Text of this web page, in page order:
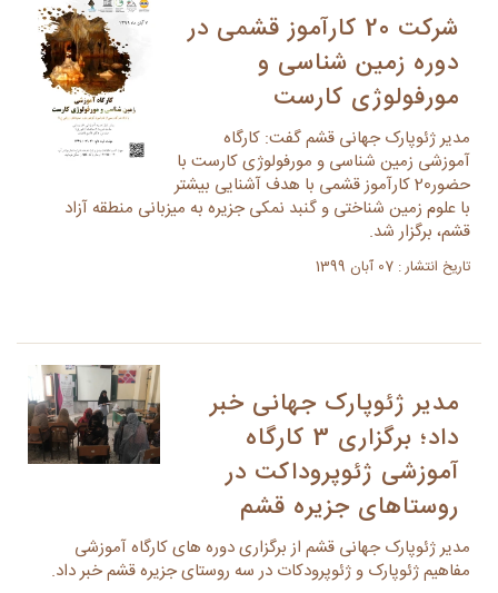
شرکت 20 کارآموز قشمی در
دوره زمین شناسی و
مورفولوژی کارست
مدیر ژئوپارک جهانی قشم گفت: کارگاه
آموزشی زمین شناسی و مورفولوژی کارست با
حضور20 کارآموز قشمی با هدف آشنایی بیشتر
با علوم زمین شناختی و گنبد نمکی جزیره به میزبانی منطقه آزاد
قشم، برگزار شد.
تاریخ انتشار : 07 آبان 1399
مدیر ژئوپارک جهانی خبر
داد؛ برگزاری 3 کارگاه
آموزشی ژئوپروداکت در
روستاهای جزیره قشم
مدیر ژئوپارک جهانی قشم از برگزاری دوره های کارگاه آموزشی
مفاهیم ژئوپارک و ژئوپرودکات در سه روستای جزیره قشم خبر داد.